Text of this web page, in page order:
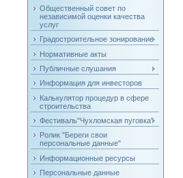
Общественный совет по
независимой оценки качества
услуг
Градостроительное зонирование
Нормативные акты
Публичные слушания
Информация для инвесторов
Калькулятор процедур в сфере
строительства
Фестиваль"Чухломская пуговка"
Ролик "Береги свои
персональные данные"
Информационные ресурсы
Персональные данные